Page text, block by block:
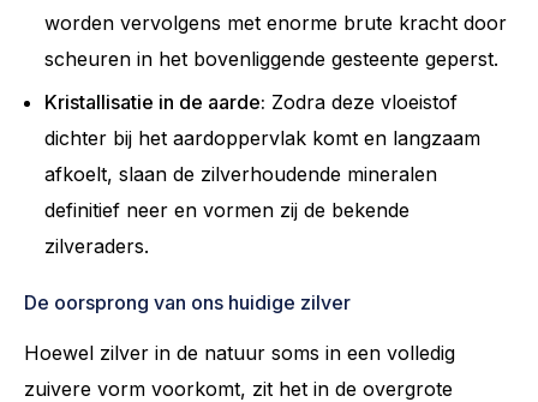
worden vervolgens met enorme brute kracht door
scheuren in het bovenliggende gesteente geperst.
Kristallisatie in de aarde: Zodra deze vloeistof
dichter bij het aardoppervlak komt en langzaam
afkoelt, slaan de zilverhoudende mineralen
definitief neer en vormen zij de bekende
zilveraders.
De oorsprong van ons huidige zilver
Hoewel zilver in de natuur soms in een volledig
zuivere vorm voorkomt, zit het in de overgrote